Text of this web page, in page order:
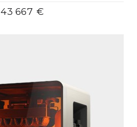
43 667 €